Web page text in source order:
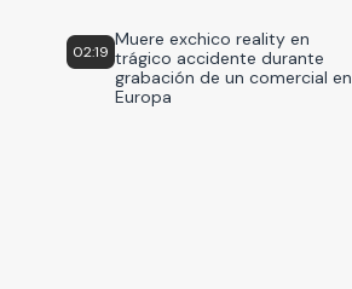
02:19
Muere exchico reality en
trágico accidente durante
grabación de un comercial en
Europa